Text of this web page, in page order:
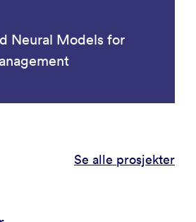
Neural Models for
Se alle prosjekter